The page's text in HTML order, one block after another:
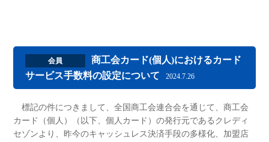
会員
商工会カード(個人)におけるカード
サービス手数料の設定について
2024.7.26
標記の件につきまして、全国商工会連合会を通じて、商工会
カード（個人）（以下、個人カード）の発行元であるクレディ
セゾンより、昨今のキャッシュレス決済手段の多様化、加盟店